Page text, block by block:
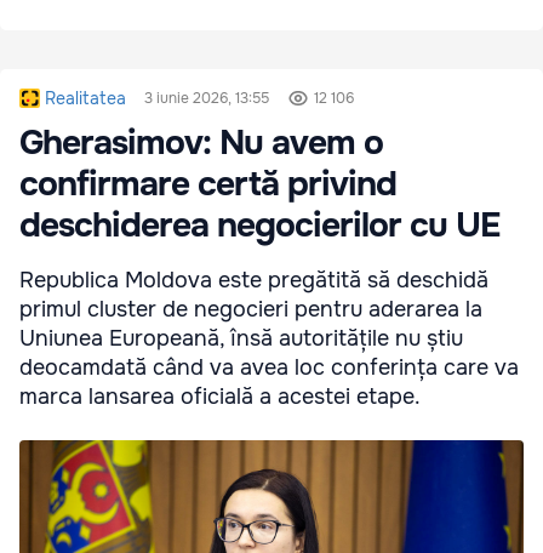
Realitatea 3 iunie 2026, 13:55 12 106
Gherasimov: Nu avem o
confirmare certă privind
deschiderea negocierilor cu UE
Republica Moldova este pregătită să deschidă
primul cluster de negocieri pentru aderarea la
Uniunea Europeană, însă autoritățile nu știu
deocamdată când va avea loc conferința care va
marca lansarea oficială a acestei etape.